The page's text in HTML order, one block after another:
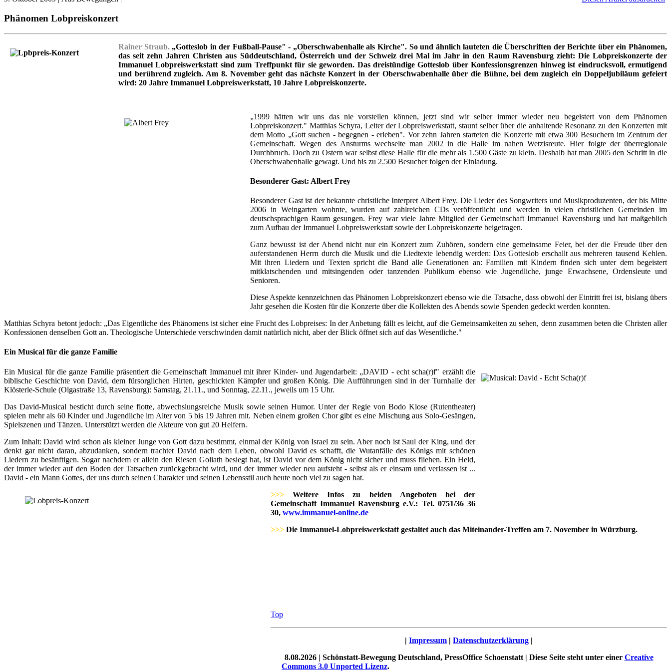
Phänomen Lobpreiskonzert
Rainer Straub.„Gotteslob in der Fußball-Pause" - „Oberschwabenhalle als Kirche". So und ähnlich lauteten die Überschriften der Berichte über ein Phänomen,
das seit zehn Jahren Christen aus Süddeutschland, Österreich und der Schweiz drei Mal im Jahr in den Raum Ravensburg zieht: Die Lobpreiskonzerte der
Immanuel Lobpreiswerkstatt sind zum Treffpunkt für sie geworden. Das dreistündige Gotteslob über Konfessionsgrenzen hinweg ist eindrucksvoll, ermutigend
und berührend zugleich. Am 8. November geht das nächste Konzert in der Oberschwabenhalle über die Bühne, bei dem zugleich ein Doppeljubiläum gefeiert
wird: 20 Jahre Immanuel Lobpreiswerkstatt, 10 Jahre Lobpreiskonzerte.
„1999 hätten wir uns das nie vorstellen können, jetzt sind wir selber immer wieder neu begeistert von dem Phänomen
Lobpreiskonzert." Matthias Schyra, Leiter der Lobpreiswerkstatt, staunt selber über die anhaltende Resonanz zu den Konzerten mit
dem Motto „Gott suchen - begegnen - erleben". Vor zehn Jahren starteten die Konzerte mit etwa 300 Besuchern im Zentrum der
Gemeinschaft. Wegen des Ansturms wechselte man 2002 in die Halle im nahen Wetzisreute. Hier folgte der überregionale
Durchbruch. Doch zu Ostern war selbst diese Halle für die mehr als 1.500 Gäste zu klein. Deshalb hat man 2005 den Schritt in die
Oberschwabenhalle gewagt. Und bis zu 2.500 Besucher folgen der Einladung.
Besonderer Gast: Albert Frey
Besonderer Gast ist der bekannte christliche Interpret Albert Frey. Die Lieder des Songwriters und Musikproduzenten, der bis Mitte
2006 in Weingarten wohnte, wurden auf zahlreichen CDs veröffentlicht und werden in vielen christlichen Gemeinden im
deutschsprachigen Raum gesungen. Frey war viele Jahre Mitglied der Gemeinschaft Immanuel Ravensburg und hat maßgeblich
zum Aufbau der Immanuel Lobpreiswerkstatt sowie der Lobpreiskonzerte beigetragen.
Ganz bewusst ist der Abend nicht nur ein Konzert zum Zuhören, sondern eine gemeinsame Feier, bei der die Freude über den
auferstandenen Herrn durch die Musik und die Liedtexte lebendig werden: Das Gotteslob erschallt aus mehreren tausend Kehlen.
Mit ihren Liedern und Texten spricht die Band alle Generationen an: Familien mit Kindern finden sich unter dem begeistert
mitklatschenden und mitsingenden oder tanzenden Publikum ebenso wie Jugendliche, junge Erwachsene, Ordensleute und
Senioren.
Diese Aspekte kennzeichnen das Phänomen Lobpreiskonzert ebenso wie die Tatsache, dass obwohl der Eintritt frei ist, bislang übers
Jahr gesehen die Kosten für die Konzerte über die Kollekten des Abends sowie Spenden gedeckt werden konnten.
Matthias Schyra betont jedoch: „Das Eigentliche des Phänomens ist sicher eine Frucht des Lobpreises: In der Anbetung fällt es leicht, auf die Gemeinsamkeiten zu sehen, denn zusammen beten die Christen aller
Konfessionen denselben Gott an. Theologische Unterschiede verschwinden damit natürlich nicht, aber der Blick öffnet sich auf das Wesentliche."
Ein Musical für die ganze Familie
Ein Musical für die ganze Familie präsentiert die Gemeinschaft Immanuel mit ihrer Kinder- und Jugendarbeit: „DAVID - echt scha(r)f" erzählt die
biblische Geschichte von David, dem fürsorglichen Hirten, geschickten Kämpfer und großen König. Die Aufführungen sind in der Turnhalle der
Klösterle-Schule (Olgastraße 13, Ravensburg): Samstag, 21.11., und Sonntag, 22.11., jeweils um 15 Uhr.
Das David-Musical besticht durch seine flotte, abwechslungsreiche Musik sowie seinen Humor. Unter der Regie von Bodo Klose (Rutentheater)
spielen mehr als 60 Kinder und Jugendliche im Alter von 5 bis 19 Jahren mit. Neben einem großen Chor gibt es eine Mischung aus Solo-Gesängen,
Spielszenen und Tänzen. Unterstützt werden die Akteure von gut 20 Helfern.
Zum Inhalt: David wird schon als kleiner Junge von Gott dazu bestimmt, einmal der König von Israel zu sein. Aber noch ist Saul der King, und der
denkt gar nicht daran, abzudanken, sondern trachtet David nach dem Leben, obwohl David es schafft, die Wutanfälle des Königs mit schönen
Liedern zu besänftigen. Sogar nachdem er allein den Riesen Goliath besiegt hat, ist David vor dem König nicht sicher und muss fliehen. Ein Held,
der immer wieder auf den Boden der Tatsachen zurückgebracht wird, und der immer wieder neu aufsteht - selbst als er einsam und verlassen ist ...
David - ein Mann Gottes, der uns durch seinen Charakter und seinen Lebensstil auch heute noch viel zu sagen hat.
>>>Weitere Infos zu beiden Angeboten bei der
Gemeinschaft Immanuel Ravensburg e.V.: Tel. 0751/36 36
30, www.immanuel-online.de
>>> Die Immanuel-Lobpreiswerkstatt gestaltet auch das Miteinander-Treffen am 7. November in Würzburg.
Top
| Impressum | Datenschutzerklärung |
8.08.2026 | Schönstatt-Bewegung Deutschland, PressOffice Schoenstatt | Diese Seite steht unter einer Creative
Commons 3.0 Unported Lizenz.